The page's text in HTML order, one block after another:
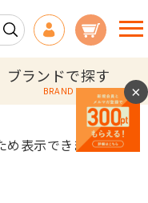
ブランドで探す
BRAND
め表示できません。
×